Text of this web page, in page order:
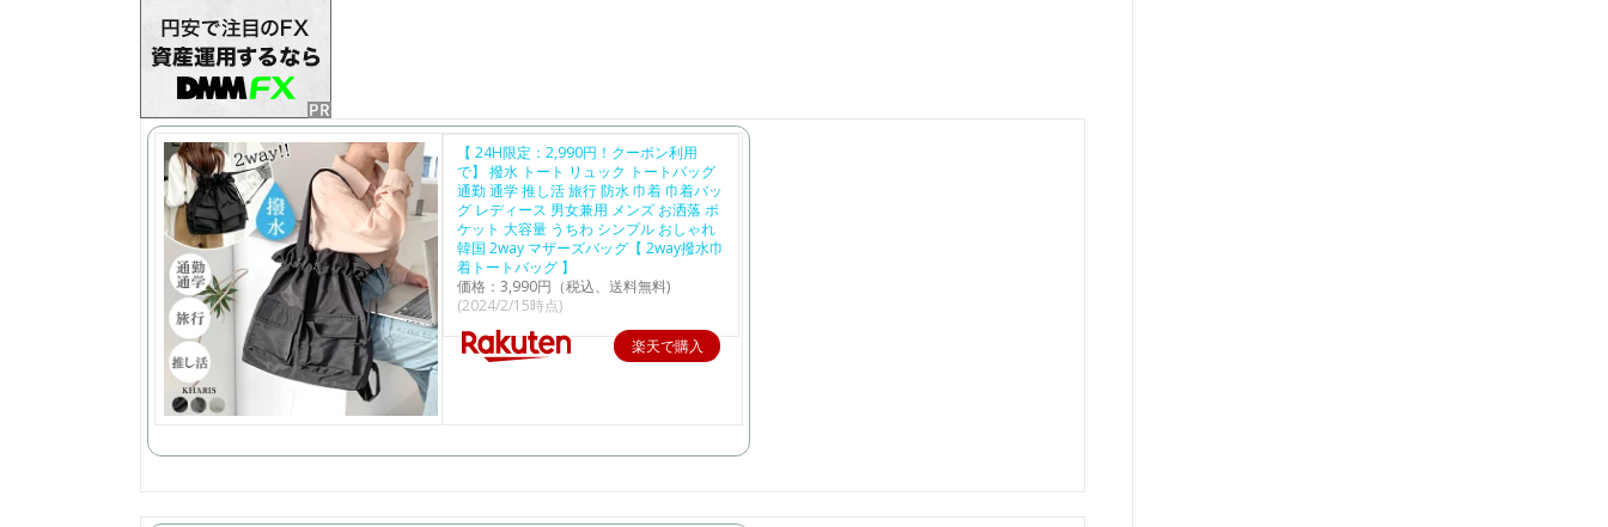
【 24H限定：2,990円！クーポン利用
で】 撥水 トート リュック トートバッグ
通勤 通学 推し活 旅行 防水 巾着 巾着バッ
グ レディース 男女兼用 メンズ お洒落 ポ
ケット 大容量 うちわ シンプル おしゃれ
韓国 2way マザーズバッグ【 2way撥水巾
着トートバッグ 】
価格：3,990円（税込、送料無料)
(2024/2/15時点)
楽天で購入